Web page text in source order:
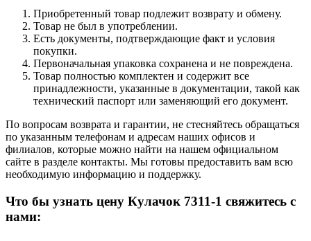
Приобретенный товар подлежит возврату и обмену.
Товар не был в употреблении.
Есть документы, подтверждающие факт и условия
покупки.
Первоначальная упаковка сохранена и не повреждена.
Товар полностью комплектен и содержит все
принадлежности, указанные в документации, такой как
технический паспорт или заменяющий его документ.
По вопросам возврата и гарантии, не стесняйтесь обращаться
по указанным телефонам и адресам наших офисов и
филиалов, которые можно найти на нашем официальном
сайте в разделе контакты. Мы готовы предоставить вам всю
необходимую информацию и поддержку.
Что бы узнать цену Кулачок 7311-1 свяжитесь с
нами: